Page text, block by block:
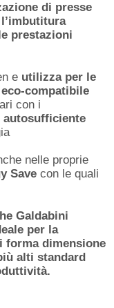
di presse
prestazioni
e utilizza per le
compatibile
con i
autosufficiente
nelle proprie
Save con le quali
Galdabini
per la
forma dimensione
alti standard